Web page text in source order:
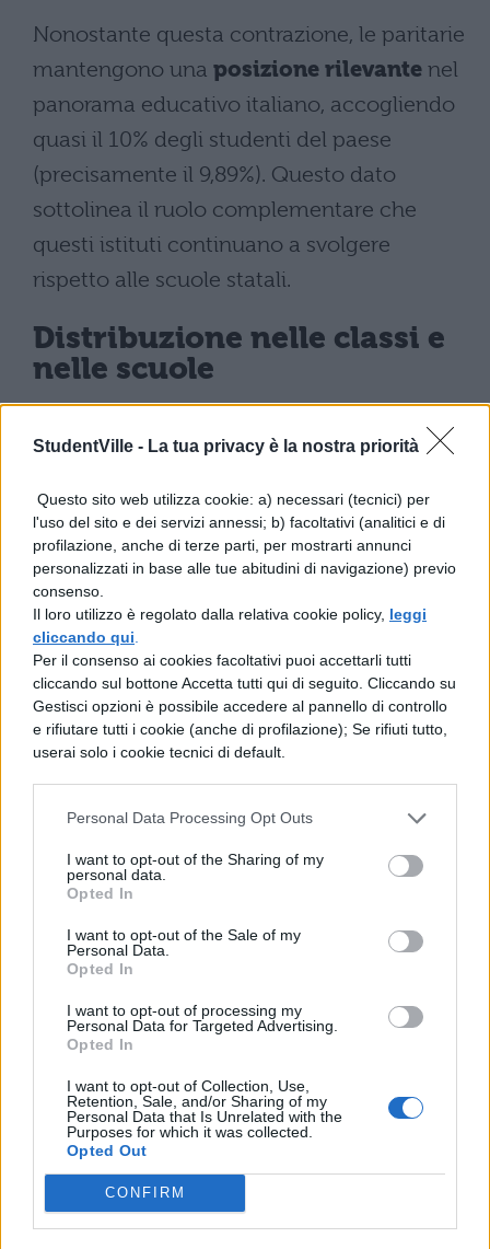
StudentVille - La tua privacy è la nostra priorità
Questo sito web utilizza cookie: a) necessari (tecnici) per
l'uso del sito e dei servizi annessi; b) facoltativi (analitici e di
profilazione, anche di terze parti, per mostrarti annunci
personalizzati in base alle tue abitudini di navigazione) previo
consenso.
Il loro utilizzo è regolato dalla relativa cookie policy, leggi
cliccando qui
Per il consenso ai cookies facoltativi puoi accettarli tutti
cliccando sul bottone Accetta tutti qui di seguito. Cliccando su
Gestisci opzioni è possibile accedere al pannello di controllo
e rifiutare tutti i cookie (anche di profilazione); Se rifiuti tutto,
userai solo i cookie tecnici di default.
Personal Data Processing Opt Outs
I want to opt-out of the Sharing of my
personal data.
Opted In
I want to opt-out of the Sale of my
Personal Data.
Opted In
I want to opt-out of processing my
Personal Data for Targeted Advertising.
Opted In
I want to opt-out of Collection, Use,
Retention, Sale, and/or Sharing of my
Personal Data that Is Unrelated with the
Purposes for which it was collected.
Opted Out
CONFIRM
Nonostante questa contrazione, le paritarie
mantengono una posizione rilevante nel
panorama educativo italiano, accogliendo
quasi il 10% degli studenti del paese
(precisamente il 9,89%). Questo dato
sottolinea il ruolo complementare che
questi istituti continuano a svolgere
rispetto alle scuole statali.
Distribuzione nelle classi e
nelle scuole
Nell’anno scolastico 2023/2024, gli studenti
delle scuole statali erano distribuiti su
354.069 classi, con una media di circa 20
alunni per classe (precisamente 19,7).
Questo dato è rimasto sostanzialmente
stabile anche nel 2024/2025, attestandosi a
19,5 studenti per classe
Per quanto riguarda la distribuzione
complessiva, i7.194.400 alunnierano
ripartiti tra 40.321 scuole statali, con una
media di 178,5 studenti per istituto. Diversa
la situazione nelle paritarie, dove la media
si ferma a67 alunni per scuola
, con
790.460 studenti distribuiti in 11.765 istituti.
Il rapporto tra iscritti statali
e paritarie
L’analisi dei dati ministeriali relativi all’anno
scolastico 2023/2024 rivela un
quadro della distribuzionedegli studenti
nel sistema educativo italiano. Le
rilevazioni mostrano che quasi il 10% degli
studenti (precisamente il 9,89%) risulta